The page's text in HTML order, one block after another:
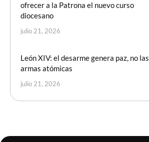
ofrecer a la Patrona el nuevo curso
diocesano
julio 21, 2026
León XIV: el desarme genera paz, no las
armas atómicas
julio 21, 2026